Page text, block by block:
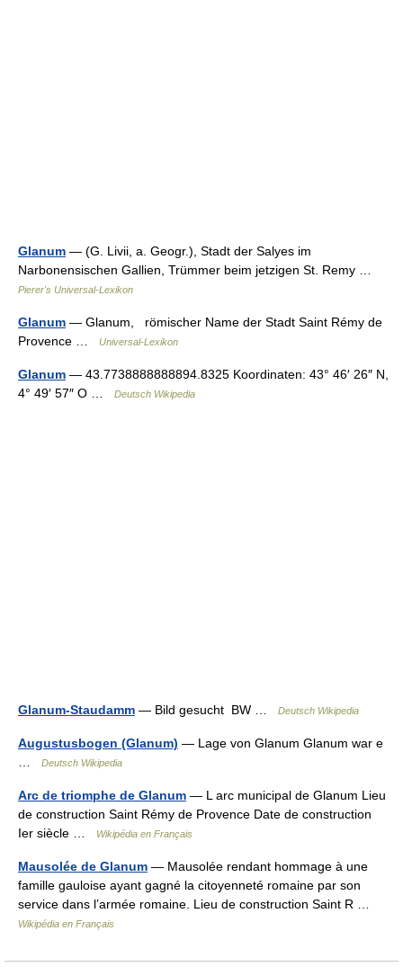
Glanum — (G. Livii, a. Geogr.), Stadt der Salyes im
Narbonensischen Gallien, Trümmer beim jetzigen St. Remy …
Pierer's Universal-Lexikon
Glanum — Glanum, römischer Name der Stadt Saint Rémy de
Provence …
Universal-Lexikon
Glanum — 43.7738888888894.8325 Koordinaten: 43° 46′ 26″ N,
4° 49′ 57″ O …
Deutsch Wikipedia
Glanum-Staudamm — Bild gesucht BW … Deutsch Wikipedia
Augustusbogen (Glanum) — Lage von Glanum Glanum war e
Deutsch Wikipedia
Arc de triomphe de Glanum — L arc municipal de Glanum Lieu
de construction Saint Rémy de Provence Date de construction
Ier siècle …
Wikipédia en Français
Mausolée de Glanum — Mausolée rendant hommage à une
famille gauloise ayant gagné la citoyenneté romaine par son
service dans l’armée romaine. Lieu de construction Saint R …
Wikipédia en Français